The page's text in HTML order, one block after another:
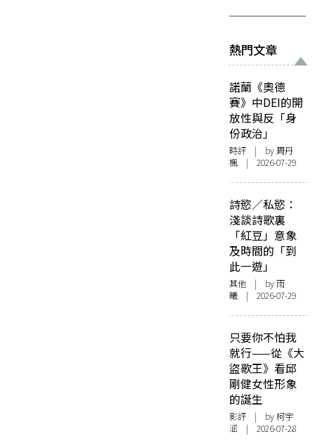
熱門文章
諾蘭《奧德
賽》中DEI的開
放性與反「身
份政治」
時評 | by周丹
楓 | 2026-07-29
詩慾／私慾：
淺談詩歌裏
「紅豆」意象
及時間的「到
此一遊」
其他 | by 雨
曦 | 2026-07-29
只要你不怕我
就行——從《大
盜歌王》看邱
剛健女性形象
的誕生
影評 | by 柯宇
涵 | 2026-07-28